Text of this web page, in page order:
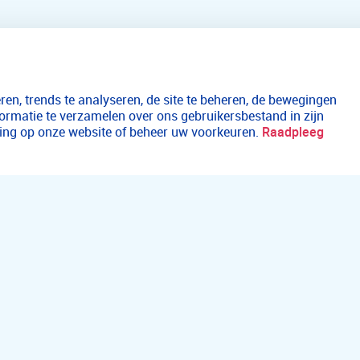
trends te analyseren, de site te beheren, de bewegingen
te verzamelen over ons gebruikersbestand in zijn
op onze website of beheer uw voorkeuren. Raadpleeg